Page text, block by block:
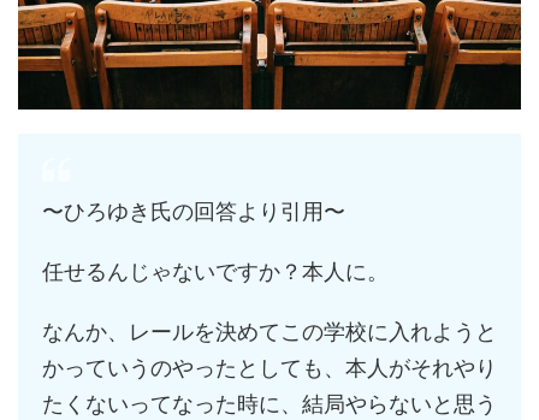
〜ひろゆき氏の回答より引用〜
任せるんじゃないですか？本人に。
なんか、レールを決めてこの学校に入れようと
かっていうのやったとしても、本人がそれやり
たくないってなった時に、結局やらないと思う